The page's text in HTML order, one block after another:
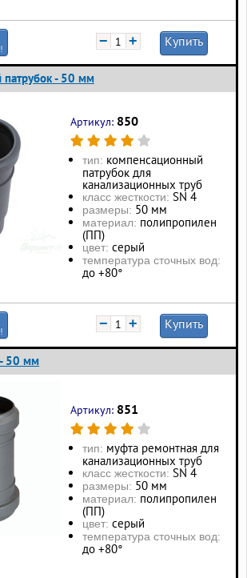
− + Купить
- 50 мм
Артикул: 850
тип: компенсационный
патрубок для
канализационных труб
класс жесткости: SN 4
размеры: 50 мм
материал: полипропилен
(ПП)
цвет: серый
температура сточных вод:
до +80°
− + Купить
50 мм
Артикул: 851
тип: муфта ремонтная для
канализационных труб
класс жесткости: SN 4
размеры: 50 мм
материал: полипропилен
(ПП)
цвет: серый
температура сточных вод:
до +80°